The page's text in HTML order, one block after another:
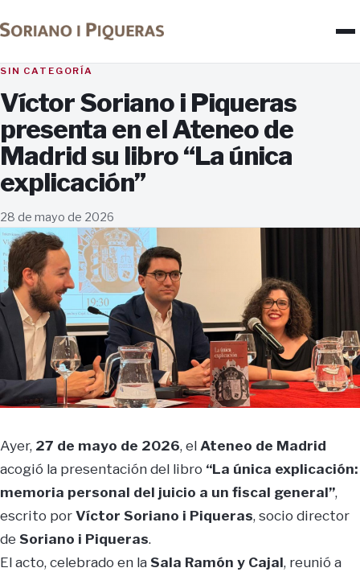
SIN CATEGORÍA
Víctor Soriano i Piqueras
presenta en el Ateneo de
Madrid su libro “La única
explicación”
28 de mayo de 2026
Ayer, 27 de mayo de 2026, elAteneo de Madrid
acogió la presentación del libro “La única explicación:
memoria personal del juicio a un fiscal general”,
escrito porVíctor Soriano i Piqueras, socio director
de Soriano i Piqueras.
El acto, celebrado en la Sala Ramón y Cajal, reunió a